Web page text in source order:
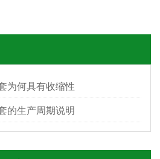
为何具有收缩性
的生产周期说明